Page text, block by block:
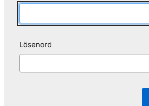
Lösenord